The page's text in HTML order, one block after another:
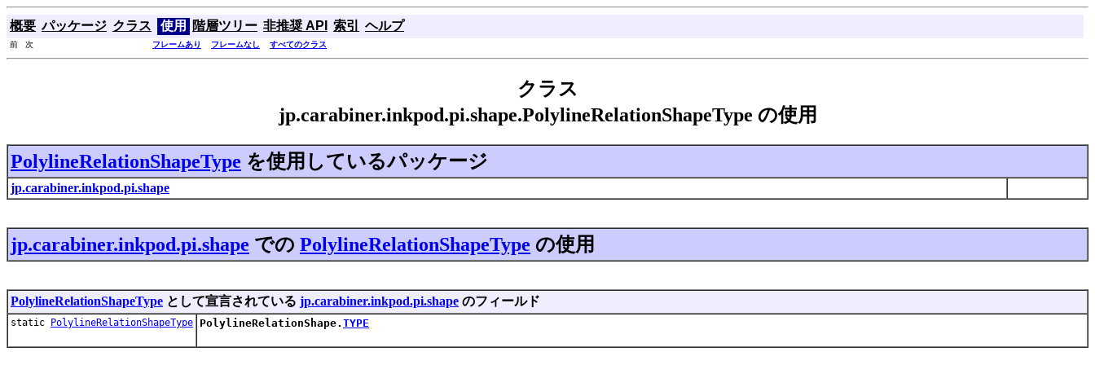
概要 パッケージ クラス 使用 階層ツリー 非推奨 API 索引 ヘルプ
前 次 フレームあり フレームなし すべてのクラス
クラス
jp.carabiner.inkpod.pi.shape.PolylineRelationShapeType の使用
PolylineRelationShapeType を使用しているパッケージ
jp.carabiner.inkpod.pi.shape
jp.carabiner.inkpod.pi.shape での PolylineRelationShapeType の使用
PolylineRelationShapeType として宣言されている jp.carabiner.inkpod.pi.shape のフィールド
static PolylineRelationShapeType PolylineRelationShape. TYPE